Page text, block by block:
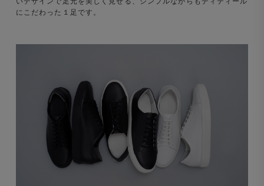
にこだわった１足です。